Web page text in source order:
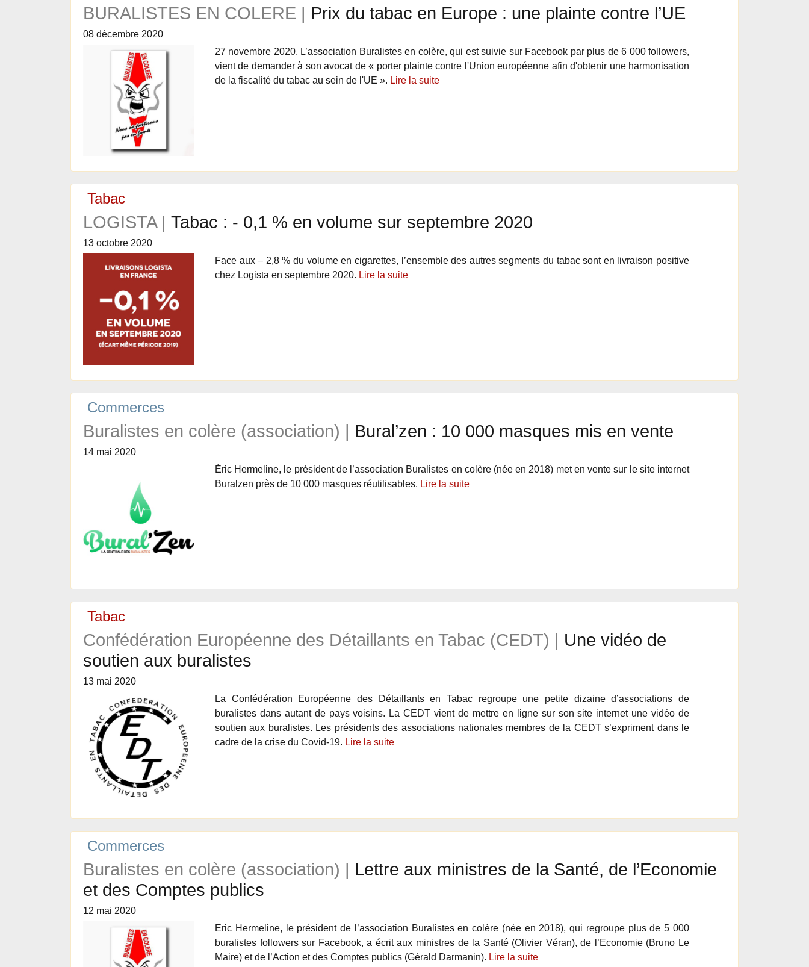
BURALISTES EN COLERE | Prix du tabac en Europe : une plainte contre l’UE
08 décembre 2020
27 novembre 2020. L’association Buralistes en colère, qui est suivie sur Facebook par plus de 6 000 followers,
vient de demander à son avocat de « porter plainte contre l'Union européenne afin d'obtenir une harmonisation
de la fiscalité du tabac au sein de l'UE ». Lire la suite
Tabac
LOGISTA | Tabac : - 0,1 % en volume sur septembre 2020
13 octobre 2020
Face aux – 2,8 % du volume en cigarettes, l’ensemble des autres segments du tabac sont en livraison positive
chez Logista en septembre 2020. Lire la suite
Commerces
Buralistes en colère (association) | Bural’zen : 10 000 masques mis en vente
14 mai 2020
Éric Hermeline, le président de l’association Buralistes en colère (née en 2018) met en vente sur le site internet
Buralzen près de 10 000 masques réutilisables. Lire la suite
Tabac
Confédération Européenne des Détaillants en Tabac (CEDT) | Une vidéo de
soutien aux buralistes
13 mai 2020
La Confédération Européenne des Détaillants en Tabac regroupe une petite dizaine d’associations de
buralistes dans autant de pays voisins. La CEDT vient de mettre en ligne sur son site internet une vidéo de
soutien aux buralistes. Les présidents des associations nationales membres de la CEDT s’expriment dans le
cadre de la crise du Covid-19. Lire la suite
Commerces
Buralistes en colère (association) | Lettre aux ministres de la Santé, de l’Economie
et des Comptes publics
12 mai 2020
Eric Hermeline, le président de l’association Buralistes en colère (née en 2018), qui regroupe plus de 5 000
buralistes followers sur Facebook, a écrit aux ministres de la Santé (Olivier Véran), de l’Economie (Bruno Le
Maire) et de l’Action et des Comptes publics (Gérald Darmanin). Lire la suite